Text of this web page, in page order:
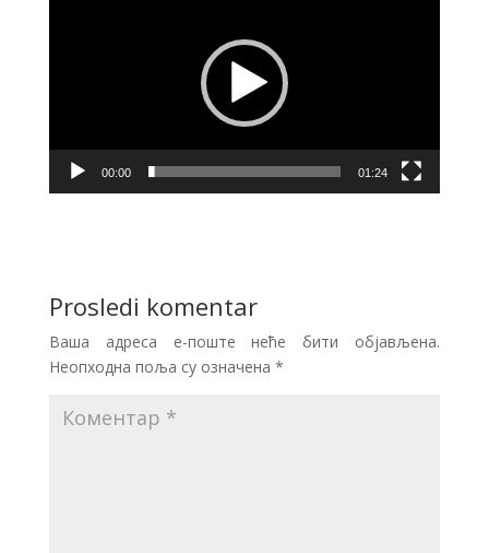
00:00 01:24
Prosledi komentar
Ваша адреса е-поште неће бити објављена.
Неопходна поља су означена *